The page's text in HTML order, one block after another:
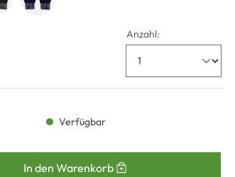
Anzahl:
Verfügbar
In den Warenkorb